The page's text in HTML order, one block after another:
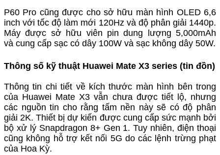
P60 Pro cũng được cho sở hữu màn hình OLED 6,6
inch với tốc độ làm mới 120Hz và độ phân giải 1440p.
Máy được sở hữu viên pin dung lượng 5,000mAh
và cung cấp sạc có dây 100W và sạc không dây 50W.
Thông số kỹ thuật Huawei Mate X3 series (tin đồn)
Thông tin chi tiết về kích thước màn hình bên trong
của Huawei Mate X3 vẫn chưa được tiết lộ, nhưng
các nguồn tin cho rằng tấm nền này sẽ có độ phân
giải 2K. Thiết bị dự kiến được cung cấp sức mạnh bởi
bộ xử lý Snapdragon 8+ Gen 1. Tuy nhiên, điện thoại
cũng không hỗ trợ kết nối 5G do các lệnh trừng phạt
của Hoa Kỳ.